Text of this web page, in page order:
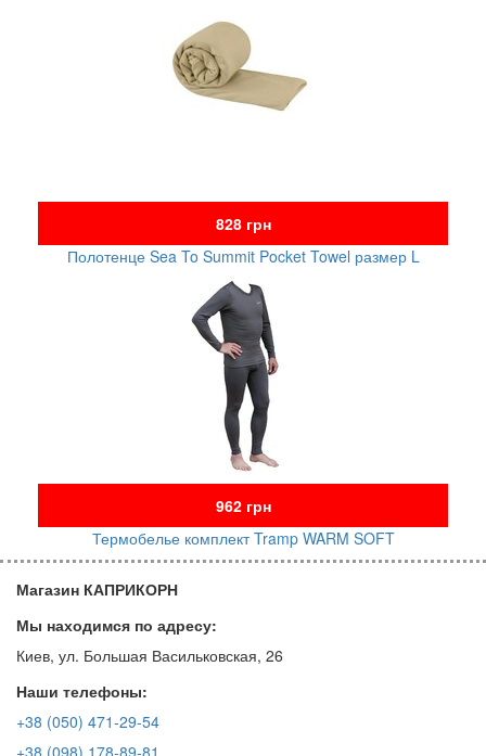
828 грн
Полотенце Sea To Summit Pocket Towel размер L
962 грн
Термобелье комплект Tramp WARM SOFT
Магазин КАПРИКОРН
Мы находимся по адресу:
Киев, ул. Большая Васильковская, 26
Наши телефоны:
+38 (050) 471-29-54
+38 (098) 178-89-81